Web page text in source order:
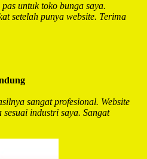
untuk toko bunga saya.
setelah punya website. Terima
sangat profesional. Website
industri saya. Sangat